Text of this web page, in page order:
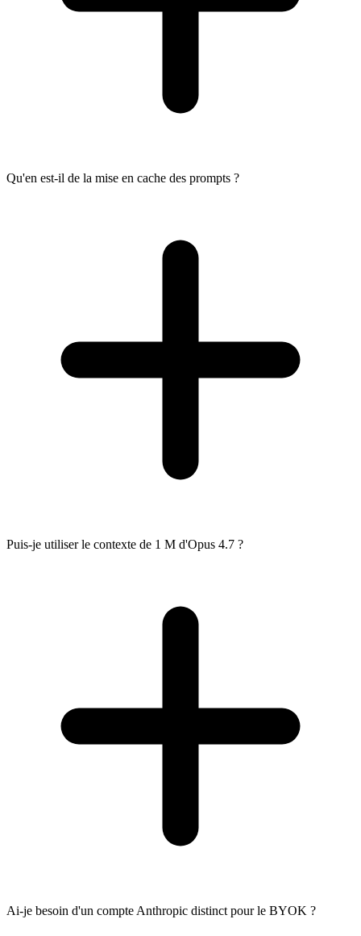
Qu'en est-il de la mise en cache des prompts ?
Puis-je utiliser le contexte de 1 M d'Opus 4.7 ?
Ai-je besoin d'un compte Anthropic distinct pour le BYOK ?